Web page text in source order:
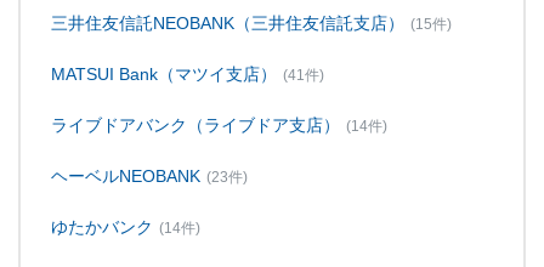
三井住友信託NEOBANK（三井住友信託支店） (15件)
MATSUI Bank（マツイ支店） (41件)
ライブドアバンク（ライブドア支店） (14件)
ヘーベルNEOBANK (23件)
ゆたかバンク (14件)